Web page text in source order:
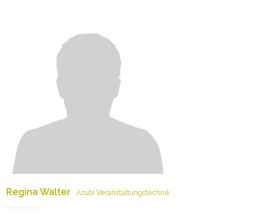
Regina Walter Azubi Veranstaltungstechnik